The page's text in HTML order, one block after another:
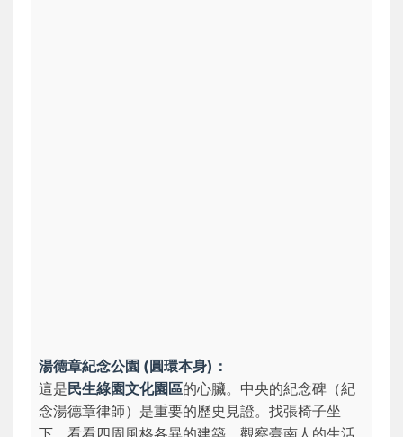
湯德章紀念公園 (圓環本身)：
這是 民生綠園文化園區的心臟。中央的紀念碑（紀
念湯德章律師）是重要的歷史見證。找張椅子坐